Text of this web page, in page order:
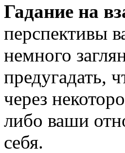
Гадание на
перспективы
немного
предугадать,
через
либо ваши
себя.